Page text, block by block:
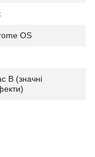
OS
B (значні